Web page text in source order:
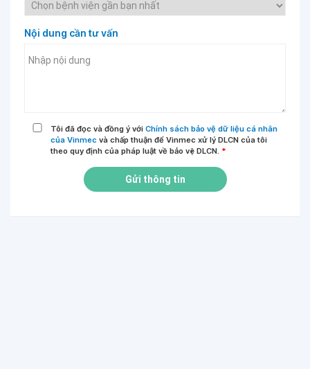
Nội dung cần tư vấn
Tôi đã đọc và đồng ý với Chính sách bảo vệ dữ liệu cá nhân
của Vinmec và chấp thuận để Vinmec xử lý DLCN của tôi
theo quy định của pháp luật về bảo vệ DLCN. *
Gửi thông tin